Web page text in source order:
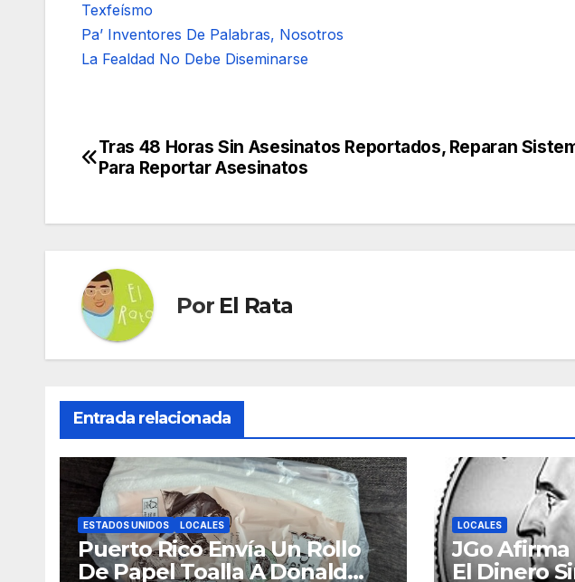
Texfeísmo
Pa’ Inventores De Palabras, Nosotros
La Fealdad No Debe Diseminarse
Navegación
entradas
Tras 48 Horas Sin Asesinatos Reportados, Reparan
Para Reportar Asesinatos
Por El Rata
Entrada relacionada
ESTADOS UNIDOS LOCALES
Puerto Rico Envía Un Rollo
De Papel Toalla A Donald
LOCALES
JGo
El Dinero